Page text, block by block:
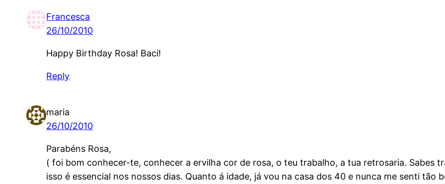
Francesca
26/10/2010
Happy Birthday Rosa! Baci!
Reply
maria
26/10/2010
Parabéns Rosa,
( foi bom conhecer-te, conhecer a ervilha cor de rosa, o teu trabalho, a tua retrosaria. Sabes
isso é essencial nos nossos dias. Quanto á idade, já vou na casa dos 40 e nunca me senti tão